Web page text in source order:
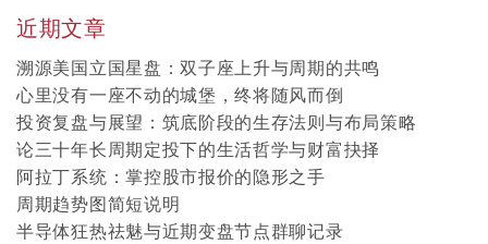
近期文章
溯源美国立国星盘：双子座上升与周期的共鸣
心里没有一座不动的城堡，终将随风而倒
投资复盘与展望：筑底阶段的生存法则与布局策略
论三十年长周期定投下的生活哲学与财富抉择
阿拉丁系统：掌控股市报价的隐形之手
周期趋势图简短说明
半导体狂热祛魅与近期变盘节点群聊记录